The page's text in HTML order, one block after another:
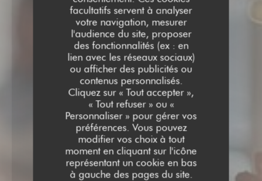
facultatifs servent à analyser
votre navigation, mesurer
l'audience du site, proposer
des fonctionnalités (ex : en
lien avec les réseaux sociaux)
ou afficher des publicités ou
contenus personnalisés.
Cliquez sur « Tout accepter »,
« Tout refuser » ou «
Personnaliser » pour gérer vos
préférences. Vous pouvez
modifier vos choix à tout
moment en cliquant sur l'icône
représentant un cookie en bas
à gauche des pages du site.